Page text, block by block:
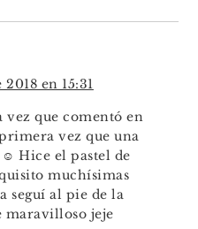
en 15:31
que comentó en
vez que una
Hice el pastel de
muchísimas
seguí al pie de la
maravilloso jeje